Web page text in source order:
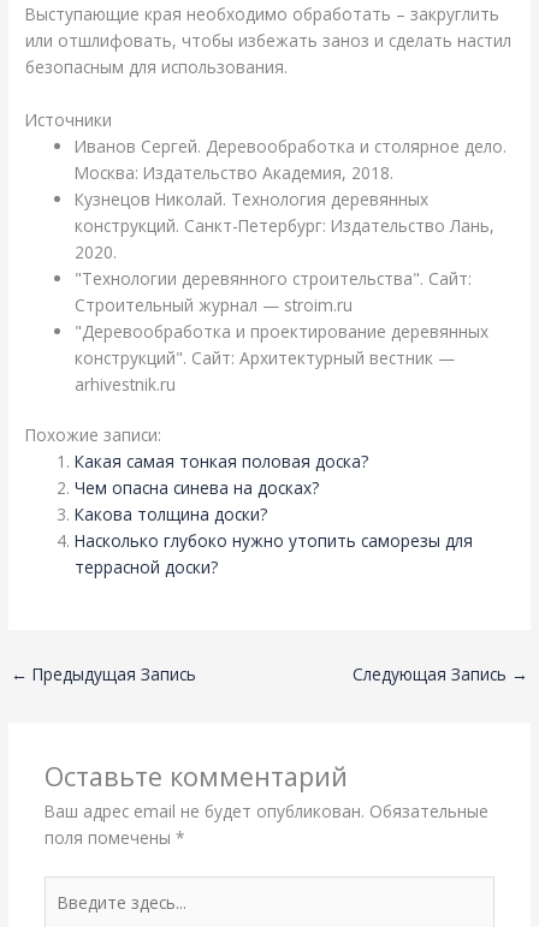
Выступающие края необходимо обработать – закруглить
или отшлифовать, чтобы избежать заноз и сделать настил
безопасным для использования.
Источники
Иванов Сергей. Деревообработка и столярное дело.
Москва: Издательство Академия, 2018.
Кузнецов Николай. Технология деревянных
конструкций. Санкт-Петербург: Издательство Лань,
2020.
"Технологии деревянного строительства". Сайт:
Строительный журнал — stroim.ru
"Деревообработка и проектирование деревянных
конструкций". Сайт: Архитектурный вестник —
arhivestnik.ru
Похожие записи:
Какая самая тонкая половая доска?
Чем опасна синева на досках?
Какова толщина доски?
Насколько глубоко нужно утопить саморезы для
террасной доски?
← Предыдущая Запись Следующая Запись →
Оставьте комментарий
Ваш адрес email не будет опубликован. Обязательные
поля помечены *
здесь...